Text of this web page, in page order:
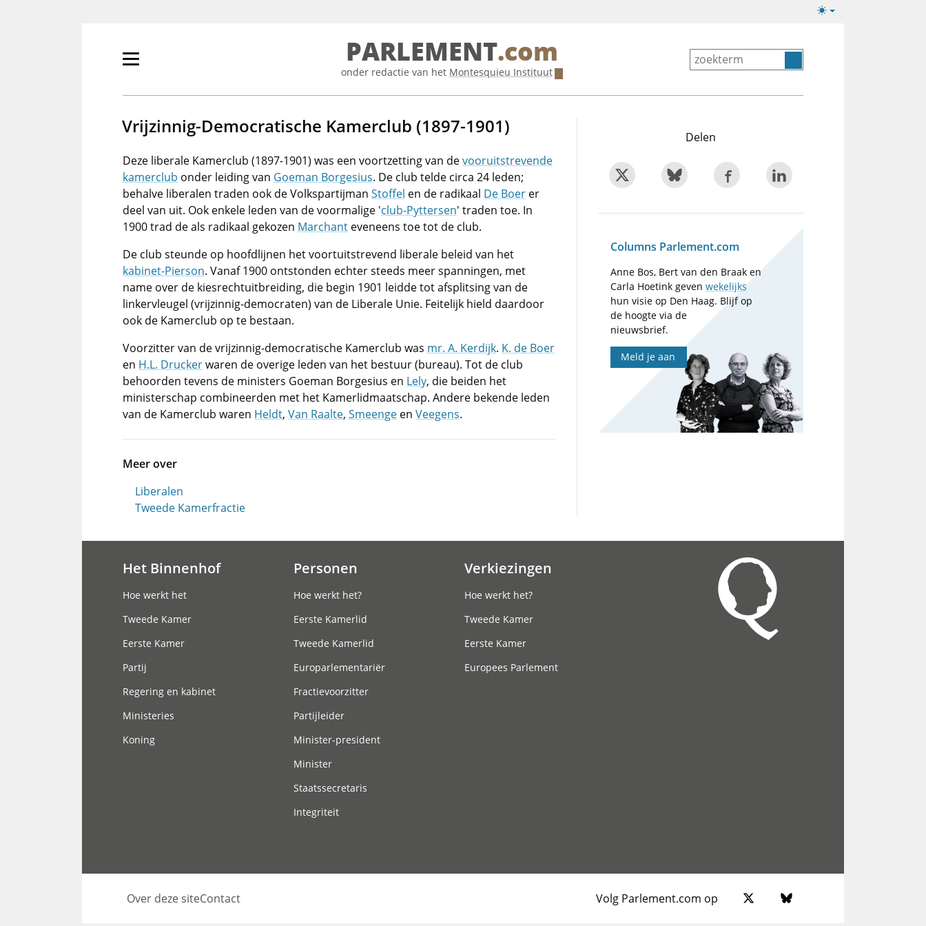
Lichte/donkere
Primair
tonen/verbergen
PARLEMENT.com
onder redactie van het Montesquieu Instituut
Vrijzinnig-Democratische Kamerclub (1897-1901)
Deze liberale Kamerclub (1897-1901) was een voortzetting van devooruitstrevende
kamerclub onder leiding van Goeman Borgesius. De club telde circa 24 leden;
behalve liberalen traden ook de Volkspartijman Stoffel en de radikaal De Boer er
deel van uit. Ook enkele leden van de voormalige 'club-Pyttersen' traden toe. In
1900 trad de als radikaal gekozen Marchant eveneens toe tot de club.
De club steunde op hoofdlijnen het voortuitstrevend liberale beleid van het
kabinet-Pierson. Vanaf 1900 ontstonden echter steeds meer spanningen, met
name over de kiesrechtuitbreiding, die begin 1901 leidde tot afsplitsing van de
linkervleugel (vrijzinnig-democraten) van de Liberale Unie. Feitelijk hield daardoor
ook de Kamerclub op te bestaan.
Voorzitter van de vrijzinnig-democratische Kamerclub was mr. A. Kerdijk. K. de Boer
en H.L. Druckerwaren de overige leden van het bestuur (bureau). Tot de club
behoorden tevens de ministers Goeman Borgesius en Lely, die beiden het
ministerschap combineerden met het Kamerlidmaatschap. Andere bekende leden
van de Kamerclub waren Heldt, Van Raalte, Smeenge en Veegens.
Meer over
Liberalen
Tweede Kamerfractie
Delen
Columns Parlement.com
Anne Bos, Bert van den Braak en
Carla Hoetink gevenwekelijks
hun visie op Den Haag. Blijf op
de hoogte via de
nieuwsbrief.
Meld je aan
Het Binnenhof
Hoe werkt het
Tweede Kamer
Eerste Kamer
Partij
Regering en kabinet
Ministeries
Koning
Personen
Hoe werkt het?
Eerste Kamerlid
Tweede Kamerlid
Europarlementariër
Fractievoorzitter
Partijleider
Minister-president
Minister
Staatssecretaris
Integriteit
Verkiezingen
Hoe werkt het?
Tweede Kamer
Eerste Kamer
Europees Parlement
Over deze siteContact Volg Parlement.com op